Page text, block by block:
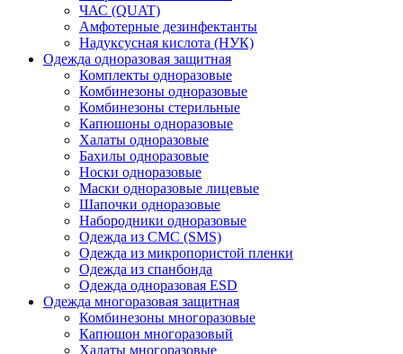
ЧАС (QUAT)
Амфотерные дезинфектанты
Надуксусная кислота (НУК)
Одежда одноразовая защитная
Комплекты одноразовые
Комбинезоны одноразовые
Комбинезоны стерильные
Капюшоны одноразовые
Халаты одноразовые
Бахилы одноразовые
Носки одноразовые
Маски одноразовые лицевые
Шапочки одноразовые
Набородники одноразовые
Одежда из СМС (SMS)
Одежда из микропористой пленки
Одежда из спанбонда
Одежда одноразовая ESD
Одежда многоразовая защитная
Комбинезоны многоразовые
Капюшон многоразовый
Халаты многоразовые